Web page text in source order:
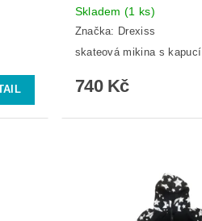
Skladem(1 ks)
Značka: Drexiss
skateová mikina s kapucí
740 Kč